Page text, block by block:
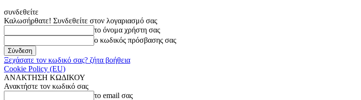
συνδεθείτε
Καλωσήρθατε! Συνδεθείτε στον λογαριασμό σας
το όνομα χρήστη σας
ο κωδικός πρόσβασης σας
Ξεχάσατε τον κωδικό σας? ζήτα βοήθεια
Cookie Policy (EU)
ΑΝΑΚΤΗΣΗ ΚΩΔΙΚΟΥ
Ανακτήστε τον κωδικό σας
το email σας